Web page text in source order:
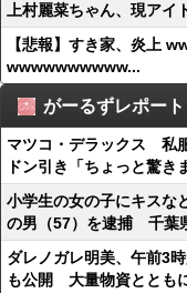
上村麗菜ちゃん、現ア
【悲報】すき家、炎上
wwwwwwwwww...
がーるずレポート
マツコ・デラックス 私
ドン引き「ちょっと驚き
小学生の女の子にキス
の男（57）を逮捕 千葉
ダレノガレ明美、午前3
も公開 大量物資ととも